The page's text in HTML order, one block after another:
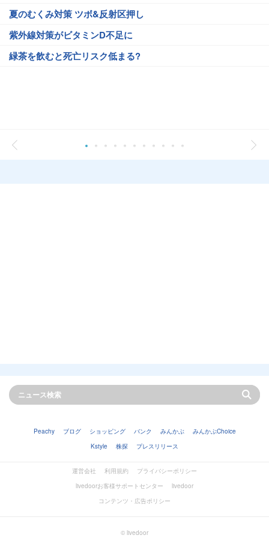
夏のむくみ対策 ツボ&反射区押し
紫外線対策がビタミンD不足に
緑茶を飲むと死亡リスク低まる?
Peachy ブログ ショッピング バンク みんかぶ
みんかぶChoice
Kstyle
株探 プレスリリース
運営会社 利用規約
プライバシーポリシー
livedoorお客様サポートセンター
livedoor
コンテンツ・広告ポリシー
© livedoor